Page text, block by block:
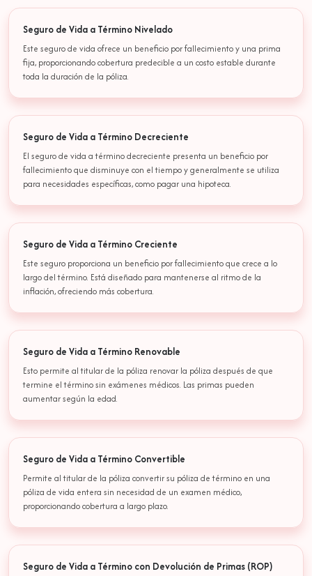
Seguro de Vida a Término Nivelado
Este seguro de vida ofrece un beneficio por fallecimiento y una prima
fija, proporcionando cobertura predecible a un costo estable durante
toda la duración de la póliza.
Seguro de Vida a Término Decreciente
El seguro de vida a término decreciente presenta un beneficio por
fallecimiento que disminuye con el tiempo y generalmente se utiliza
para necesidades específicas, como pagar una hipoteca.
Seguro de Vida a Término Creciente
Este seguro proporciona un beneficio por fallecimiento que crece a lo
largo del término. Está diseñado para mantenerse al ritmo de la
inflación, ofreciendo más cobertura.
Seguro de Vida a Término Renovable
Esto permite al titular de la póliza renovar la póliza después de que
termine el término sin exámenes médicos. Las primas pueden
aumentar según la edad.
Seguro de Vida a Término Convertible
Permite al titular de la póliza convertir su póliza de término en una
póliza de vida entera sin necesidad de un examen médico,
proporcionando cobertura a largo plazo.
Seguro de Vida a Término con Devolución de Primas (ROP)